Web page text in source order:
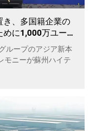
き、多国籍企業の
に1,000万ユーロ
ループのアジア新本
モニーが蘇州ハイテ
1,000万ユーロが投